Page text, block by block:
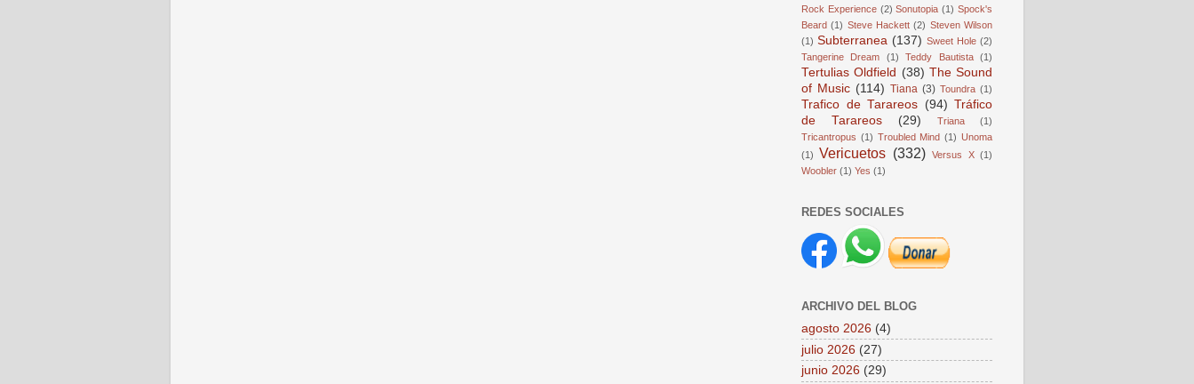
Rock Experience (2) Sonutopia (1) Spock's
Beard (1) Steve Hackett (2) Steven Wilson
(1) Subterranea (137) Sweet Hole (2)
Tangerine Dream
(1) Teddy Bautista (1)
Tertulias Oldfield (38) The Sound
of Music (114) Tiana (3) Toundra (1)
Trafico de Tarareos (94) Tráfico
de Tarareos
(29) Triana
(1)
Tricantropus (1) Troubled Mind (1) Unoma
(1)
Vericuetos (332) Versus X (1)
Woobler (1) Yes (1)
REDES SOCIALES
ARCHIVO DEL BLOG
agosto 2026 (4)
julio 2026 (27)
junio 2026 (29)